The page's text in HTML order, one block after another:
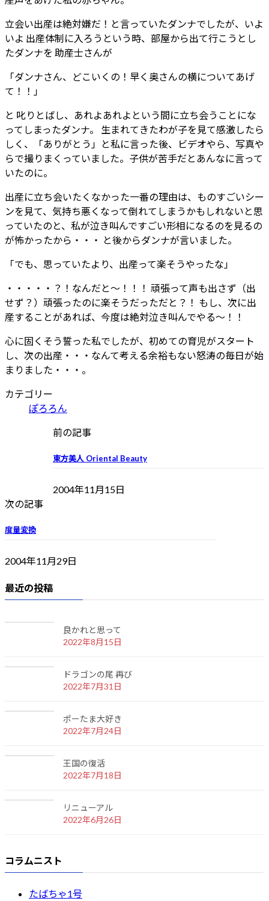
立会い出産は絶対嫌だ！と言っていたダンナでしたが、いよ
いよ 出産体制に入ろうという時、部屋から出て行こうとし
たダンナを 助産士さんが
「ダンナさん、どこいくの！早く奥さんの横についてあげ
て！！」
と 叱りとばし、あれよあれよという間に立ち会うことにな
ってしまったダンナ。 生まれてきたわが子を見て感激したら
しく、「ありがとう」と私に言った後、ビデオやら、写真や
らで撮りまくっていました。子供が苦手だとあんなに言って
いたのに。
出産に立ち会いたくなかった一番の理由は、ものすごいシー
ンを見て、気持ち悪くなって倒れてしまうかもしれないと思
っていたのと、私が泣き叫んですごい形相になるのを見るの
が怖かったから・・・ と後からダンナが言いました。
「でも、思っていたより、出産って楽そうやったな」
・・・・・？！なんだと～！！！ 頑張って声も出さず（出
せず？）頑張ったのに楽そうだっただと？！ もし、次に出
産することがあれば、今度は絶対泣き叫んでやる～！！
心に固くそう誓った私でしたが、初めての育児がスタート
し、次の出産・・・なんて考える余裕もない怒涛の毎日が始
まりました・・・。
カテゴリー
ぽろろん
前の記事
東方美人 Oriental Beauty
2004年11月15日
次の記事
度量変換
2004年11月29日
最近の投稿
良かれと思って
2022年8月15日
ドラゴンの尾 再び
2022年7月31日
ポーたま大好き
2022年7月24日
王国の復活
2022年7月18日
リニューアル
2022年6月26日
コラムニスト
たばちゃ1号